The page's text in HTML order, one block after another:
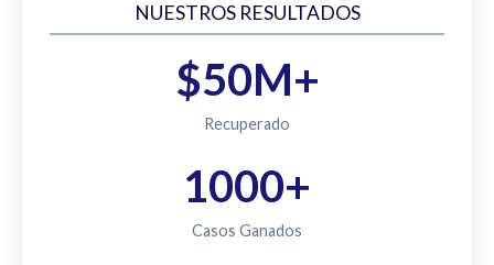
NUESTROS RESULTADOS
$50M+
Recuperado
1000+
Casos Ganados